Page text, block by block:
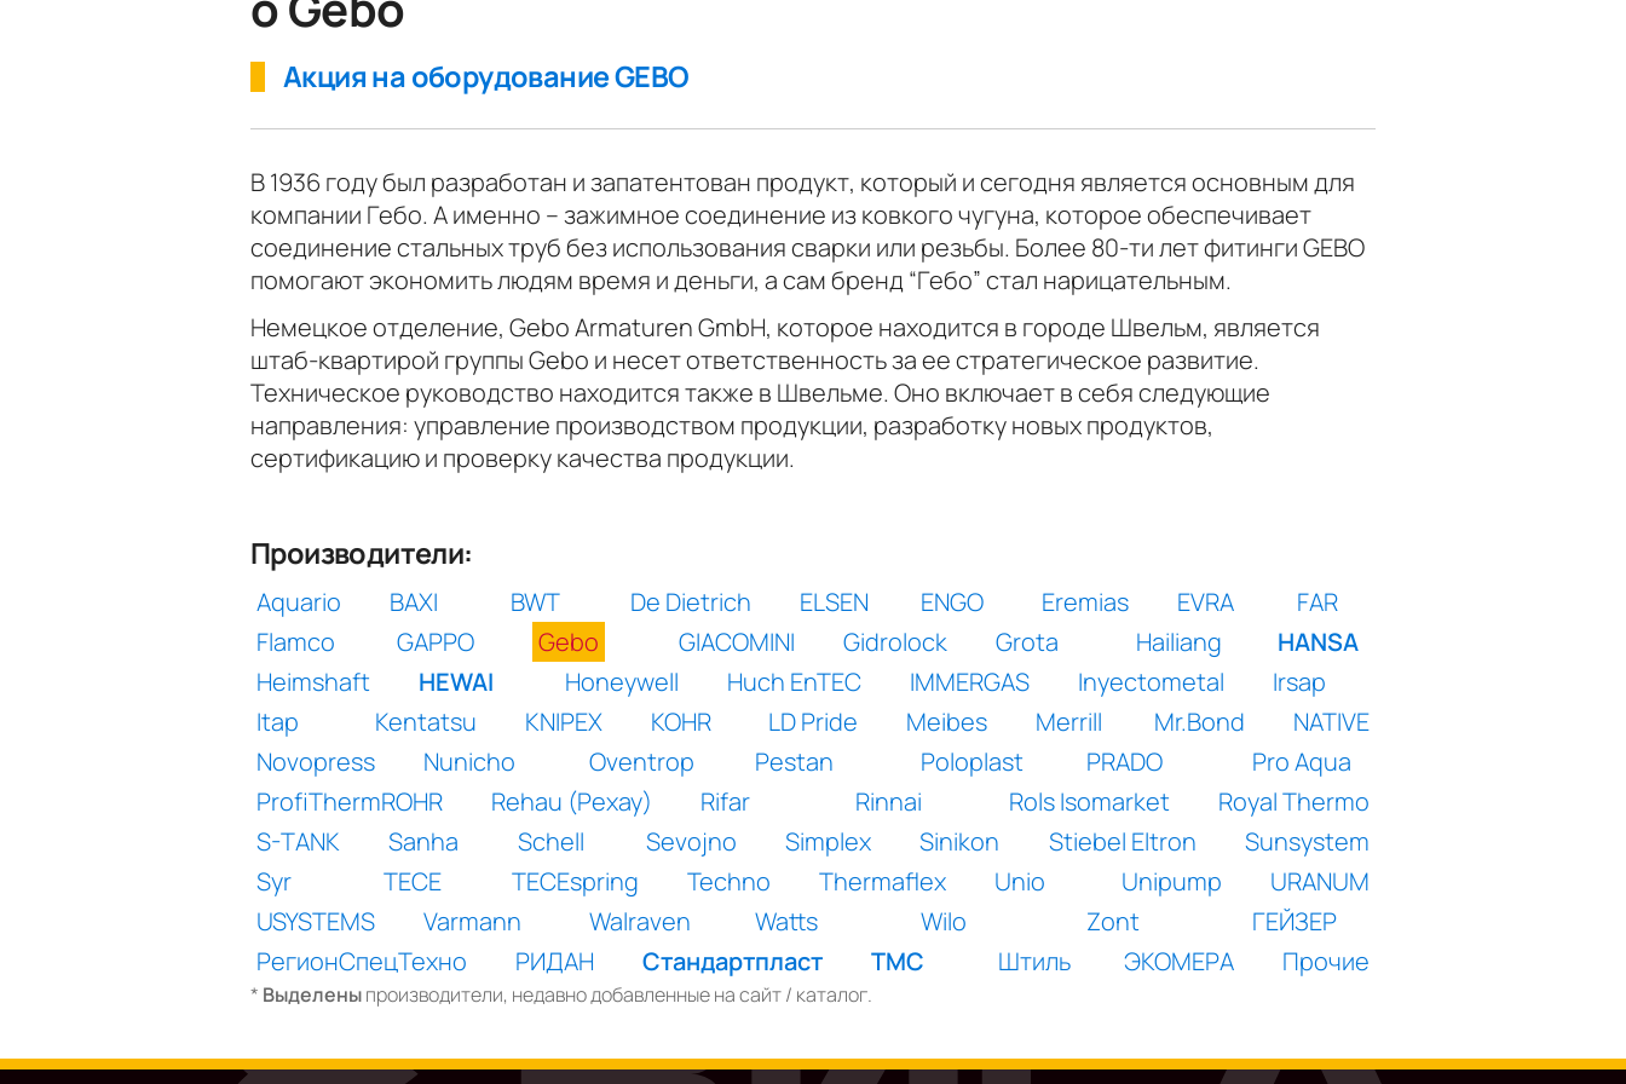
Акция на оборудование GEBO
В 1936 году был разработан и запатентован продукт, который и сегодня является основным для
компании Гебо. А именно – зажимное соединение из ковкого чугуна, которое обеспечивает
соединение стальных труб без использования сварки или резьбы. Более 80-ти лет фитинги GEBO
помогают экономить людям время и деньги, а сам бренд “Гебо” стал нарицательным.
Немецкое отделение, Gebo Armaturen GmbH, которое находится в городе Швельм, является
штаб-квартирой группы Gebo и несет ответственность за ее стратегическое развитие.
Техническое руководство находится также в Швельме. Оно включает в себя следующие
направления: управление производством продукции, разработку новых продуктов,
сертификацию и проверку качества продукции.
Производители:
Aquario BAXI BWT De Dietrich ELSEN ENGO Eremias EVRA
FAR
Flamco
GAPPO Gebo GIACOMINI Gidrolock Grota Hailiang
HANSA
Heimshaft
HEWAI Honeywell Huch EnTEC IMMERGAS Inyectometal
Irsap
Itap
Kentatsu KNIPEX KOHR LD Pride Meibes Merrill Mr.Bond
NATIVE
Novopress
Nunicho Oventrop Pestan Poloplast PRADO
Pro Aqua
ProfiThermROHR
Rehau (Рехау) Rifar Rinnai Rols Isomarket
Royal Thermo
S-TANK
Sanha Schell Sevojno Simplex Sinikon Stiebel Eltron
Sunsystem
Syr
TECE TECEspring Techno Thermaflex Unio Unipump
URANUM
USYSTEMS
Varmann Walraven Watts Wilo Zont
ГЕЙЗЕР
РегионСпецТехно
РИДАН Стандартпласт ТМС Штиль ЭКОМЕРА Прочие
* Выделеныпроизводители, недавно добавленные на сайт / каталог.